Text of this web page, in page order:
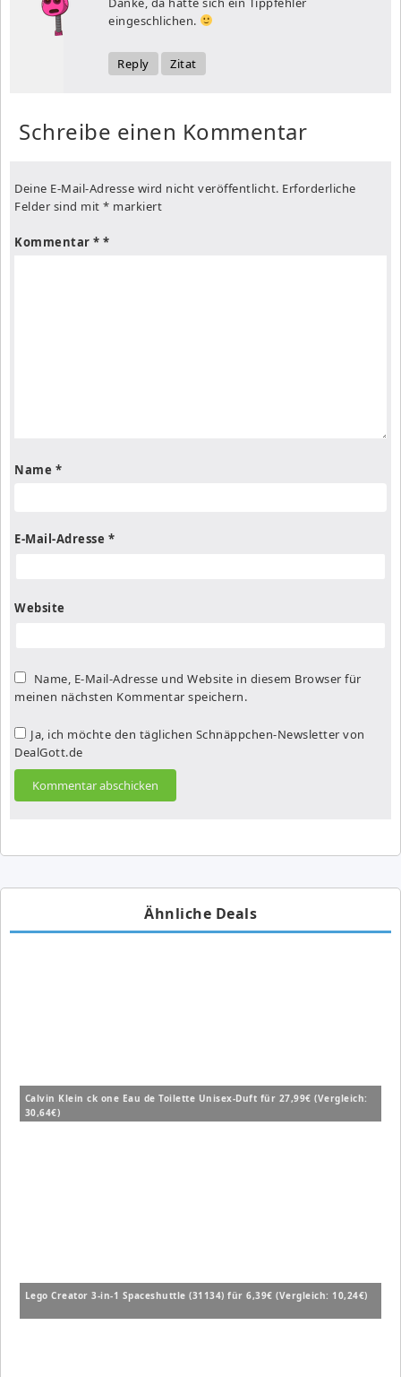
eingeschlichen.
Reply Zitat
Schreibe einen Kommentar
Deine E-Mail-Adresse wird nicht veröffentlicht. Erforderliche
Felder sind mit * markiert
Kommentar *
Name *
E-Mail-Adresse *
Website
Name, E-Mail-Adresse und Website in diesem Browser für
meinen nächsten Kommentar speichern.
Ja, ich möchte den täglichen Schnäppchen-Newsletter von
DealGott.de
Ähnliche Deals
Calvin Klein ck one Eau de Toilette Unisex-Duft für 27,99€ (Vergleich:
30,64€)
Lego Creator 3-in-1 Spaceshuttle (31134) für 6,39€ (Vergleich: 10,24€)